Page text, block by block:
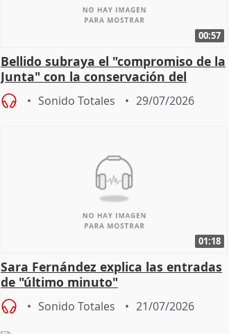
00:57
Bellido subraya el "compromiso de la
Junta" con la conservación del
patrimonio en Córdoba
Sonido Totales 29/07/2026
01:18
Sara Fernández explica las entradas
de "último minuto"
Sonido Totales 21/07/2026